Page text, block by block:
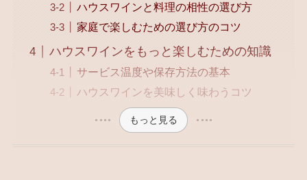
ハウスワインと料理の相性の選び方
家庭で楽しむための選び方のコツ
ハウスワインをもっと楽しむための知識
サービス温度や保存方法の基本
ハウスワインを美味しく味わうコツ
もっと見る